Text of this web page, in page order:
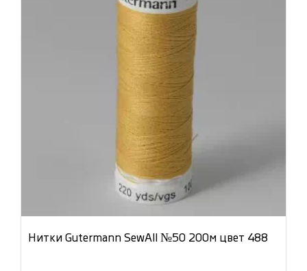
Нитки Gutermann SewAll №50 200м цвет 488